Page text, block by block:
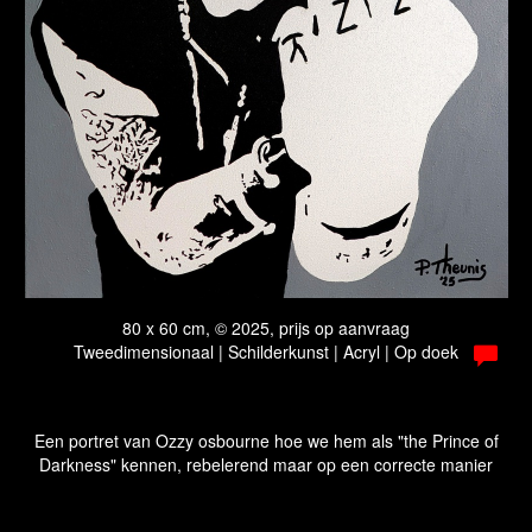
80 x 60 cm, © 2025, prijs op aanvraag
Tweedimensionaal | Schilderkunst | Acryl | Op doek
Een portret van Ozzy osbourne hoe we hem als "the Prince of
Darkness" kennen, rebelerend maar op een correcte manier